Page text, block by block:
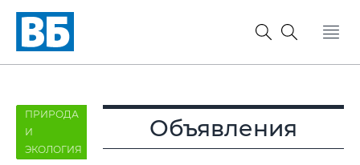
ПРИРОДА
И
ЭКОЛОГИЯ
Объявления